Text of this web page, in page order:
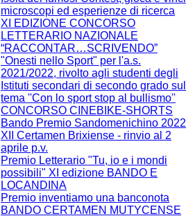
microscopi ed esperienze di ricerca
XI EDIZIONE CONCORSO
LETTERARIO NAZIONALE
“RACCONTAR…SCRIVENDO”
"Onesti nello Sport" per l'a.s.
2021/2022, rivolto agli studenti degli
Istituti secondari di secondo grado sul
tema ''Con lo sport stop al bullismo''
CONCORSO CINEBIKE-SHORTS
Bando Premio Sandomenichino 2022
XII Certamen Brixiense - rinvio al 2
aprile p.v.
Premio Letterario "Tu, io e i mondi
possibili" XI edizione BANDO E
LOCANDINA
Premio inventiamo una banconota
BANDO CERTAMEN MUTYCENSE